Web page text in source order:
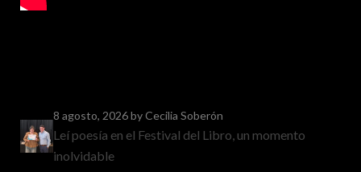
8 agosto, 2026by Cecilia Soberón
Leí poesía en el Festival del Libro, un momento
inolvidable